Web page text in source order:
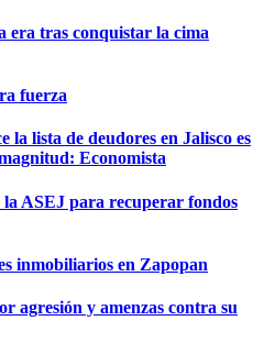
era tras conquistar la cima
fuerza
la lista de deudores en Jalisco es
Economista
ASEJ para recuperar fondos
inmobiliarios en Zapopan
agresión y amenzas contra su